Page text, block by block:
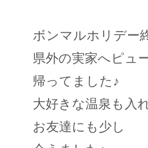
ボンマルホリデー
県外の実家へピュ
帰ってました♪
大好きな温泉も入
お友達にも少し